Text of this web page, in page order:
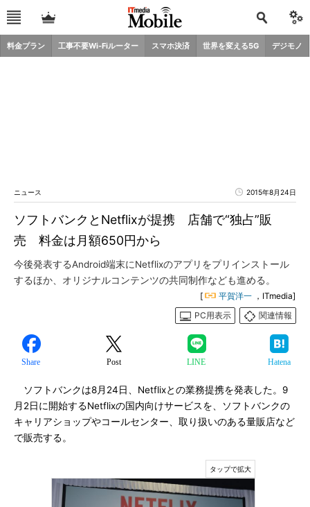
料金プラン 工事不要Wi-Fiルーター スマホ決済 世界を変える5G デジモノ
ニュース 2015年8月24日
ソフトバンクとNetflixが提携 店舗で“独占”販
売 料金は月額650円から
今後発表するAndroid端末にNetflixのアプリをプリインストール
するほか、オリジナルコンテンツの共同制作なども進める。
[ 平賀洋一 ，ITmedia]
PC用表示
関連情報
Share Post LINE Hatena
ソフトバンクは8月24日、Netflixとの業務提携を発表した。9
月2日に開始するNetflixの国内向けサービスを、ソフトバンクの
キャリアショップやコールセンター、取り扱いのある量販店など
で販売する。